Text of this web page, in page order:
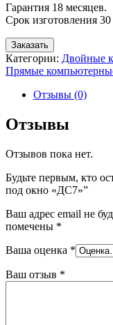
Гарантия 18 месяцев.
Срок изготовления
Заказать
Категории: Двойные
Прямые
Отзывы (0)
Отзывы
Отзывов пока нет.
Будьте первым, кто
под окно «ДС7»”
Ваш адрес email не
помечены *
Ваша оценка *
Ваш отзыв *